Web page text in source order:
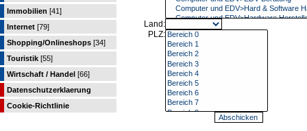
Immobilien [41]
Internet [79]
Shopping/Onlineshops [34]
Touristik [55]
Wirtschaft / Handel [66]
Datenschutzerklaerung
Cookie-Richtlinie
Land:
PLZ: